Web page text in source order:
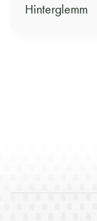
Hinterglemm